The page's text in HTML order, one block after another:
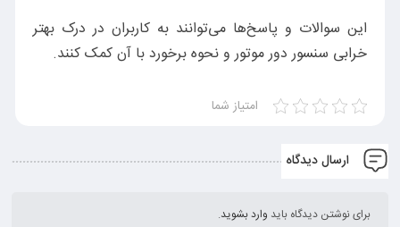
این سوالات و پاسخ‌ها می‌توانند به کاربران در درک بهتر
خرابی سنسور دور موتور و نحوه برخورد با آن کمک کنند.
امتیاز شما
ارسال دیدگاه
برای نوشتن دیدگاه باید وارد بشوید.